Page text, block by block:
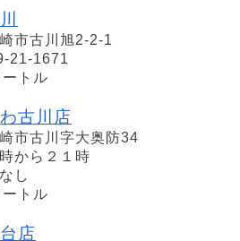
市古川旭2-2-1
21-1671
トル
古川店
市古川字大奥防34
から２１時
し
トル
店